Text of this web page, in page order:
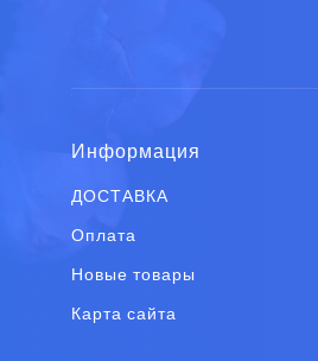
Информация
ДОСТАВКА
Оплата
Новые товары
Карта сайта